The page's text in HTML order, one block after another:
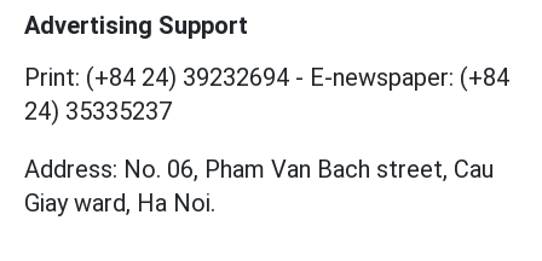
Advertising Support
Print: (+84 24) 39232694 - E-newspaper: (+84
24) 35335237
Address: No. 06, Pham Van Bach street, Cau
Giay ward, Ha Noi.